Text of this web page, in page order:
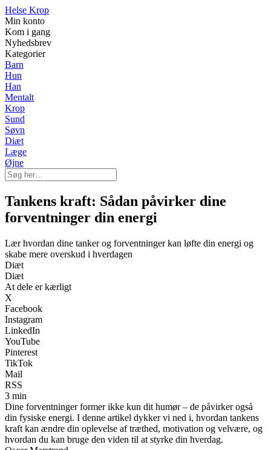
Helse Krop
Min konto
Kom i gang
Nyhedsbrev
Kategorier
Barn
Hun
Han
Mentalt
Krop
Sund
Søvn
Diæt
Læge
Øjne
Tankens kraft: Sådan påvirker dine
forventninger din energi
Lær hvordan dine tanker og forventninger kan løfte din energi og
skabe mere overskud i hverdagen
Diæt
Diæt
At dele er kærligt
X
Facebook
Instagram
LinkedIn
YouTube
Pinterest
TikTok
Mail
RSS
3 min
Dine forventninger former ikke kun dit humør – de påvirker også
din fysiske energi. I denne artikel dykker vi ned i, hvordan tankens
kraft kan ændre din oplevelse af træthed, motivation og velvære, og
hvordan du kan bruge den viden til at styrke din hverdag.